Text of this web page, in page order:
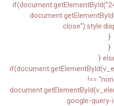
}
}
}
!==
google-query-